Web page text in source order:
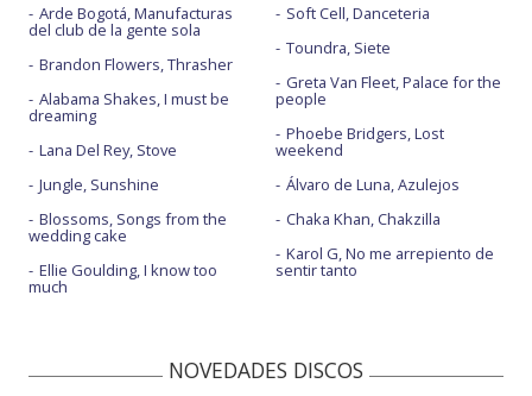
Arde Bogotá, Manufacturas
del club de la gente sola
Brandon Flowers, Thrasher
Alabama Shakes, I must be
dreaming
Lana Del Rey, Stove
Jungle, Sunshine
Blossoms, Songs from the
wedding cake
Ellie Goulding, I know too
much
Soft Cell, Danceteria
Toundra, Siete
Greta Van Fleet, Palace for the
people
Phoebe Bridgers, Lost
weekend
Álvaro de Luna, Azulejos
Chaka Khan, Chakzilla
Karol G, No me arrepiento de
sentir tanto
NOVEDADES DISCOS